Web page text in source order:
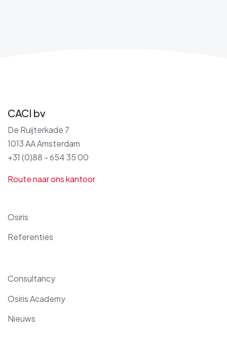
CACI bv
De Ruijterkade 7
1013 AA Amsterdam
+31 (0)88 - 654 35 00
Route naar ons kantoor
Osiris
Referenties
Consultancy
Osiris Academy
Nieuws